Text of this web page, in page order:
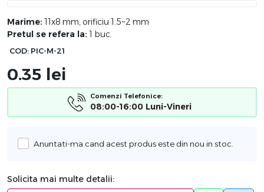
Marime: 11x8 mm, orificiu 1.5~2 mm
Pretul se refera la: 1 buc.
COD: PIC-M-21
0.35 lei
Comenzi Telefonice:
08:00-16:00 Luni-Vineri
Anuntati-ma cand acest produs este din nou in stoc.
Solicita mai multe detalii: